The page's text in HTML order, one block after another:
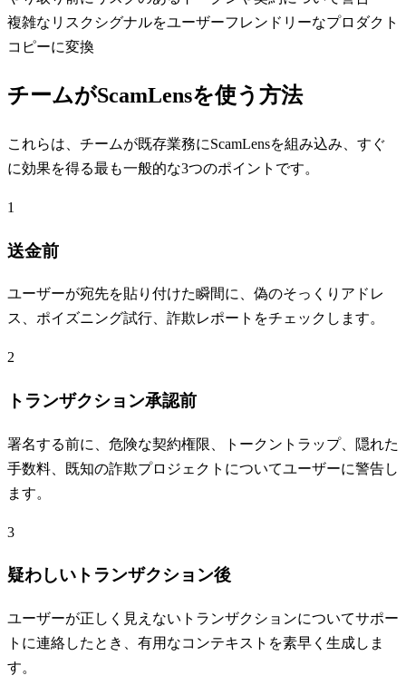
複雑なリスクシグナルをユーザーフレンドリーなプロダクト
コピーに変換
チームがScamLensを使う方法
これらは、チームが既存業務にScamLensを組み込み、すぐ
に効果を得る最も一般的な3つのポイントです。
1
送金前
ユーザーが宛先を貼り付けた瞬間に、偽のそっくりアドレ
ス、ポイズニング試行、詐欺レポートをチェックします。
2
トランザクション承認前
署名する前に、危険な契約権限、トークントラップ、隠れた
手数料、既知の詐欺プロジェクトについてユーザーに警告し
ます。
3
疑わしいトランザクション後
ユーザーが正しく見えないトランザクションについてサポー
トに連絡したとき、有用なコンテキストを素早く生成しま
す。